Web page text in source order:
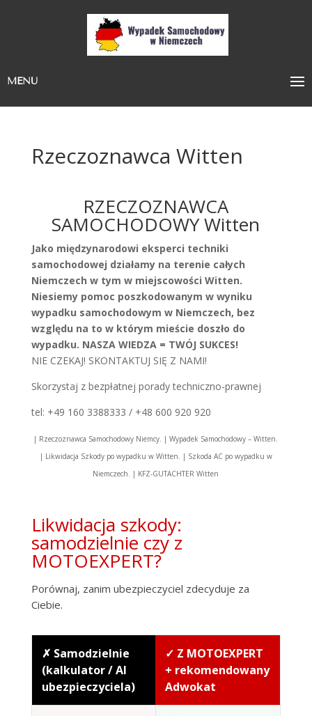
MENU
Rzeczoznawca Witten
RZECZOZNAWCA
SAMOCHODOWY Witten
Jako międzynarodowi eksperci techniki
samochodowej działamy na terenie całych
Niemczech w tym w miejscowości Witten.
Niesiemy pomoc poszkodowanym w wyniku
wypadku samochodowym w Niemczech, bez
względu na to w którym mieście doszło do
wypadku. NASZA WIEDZA = TWÓJ SUKCES!
NIE CZEKAJ! SKONTAKTUJ SIĘ Z NAMI!
Skorzystaj z bezpłatnej porady techniczno-prawnej
tel: +49 160 3388333 / +48 600 920 920
| Rzeczoznawca Samochodowy Niemcy. | Wypadek Samochodowy – Witten.
| Likwidacja Szkody po wypadku w Witten. | Szkoda AC po wypadku w
Niemczech. | KFZ-GUTACHTER Witten
Likwidacja szkody:
samodzielnie czy z
MOTOEXPERT?
Porównaj, zanim ubezpieczyciel zdecyduje za
Ciebie.
✗ Samodzielnie
(kalkulator / AI
ubezpieczyciela)
✓ Z MOTOEXPERT
+ rekomendowany
Adwokat